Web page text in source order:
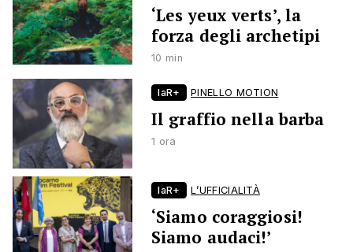
‘Les yeux verts’, la
forza degli archetipi
10 min
laR+ PINELLO MOTION
Il graffio nella barba
1 ora
laR+ L’UFFICIALITÀ
‘Siamo coraggiosi!
Siamo audaci!’